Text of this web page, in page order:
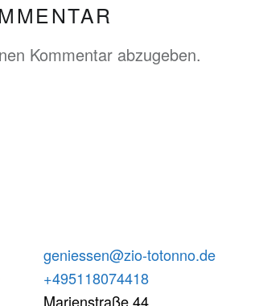
Kommentar abzugeben.
geniessen@zio-totonno.de
+495118074418
Marienstraße 44